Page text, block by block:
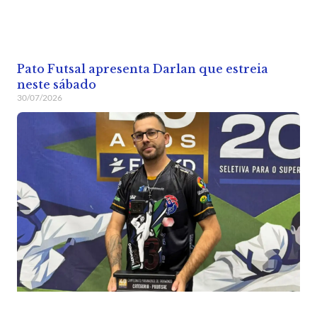
Pato Futsal apresenta Darlan que estreia
neste sábado
30/07/2026